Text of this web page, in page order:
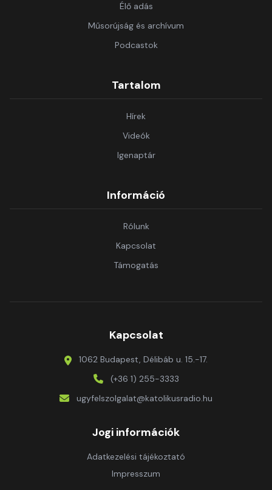
Élő adás
Műsorújság és archívum
Podcastok
Tartalom
Hírek
Videók
Igenaptár
Információ
Rólunk
Kapcsolat
Támogatás
Kapcsolat
1062 Budapest, Délibáb u. 15.-17.
(+36 1) 255-3333
ugyfelszolgalat@katolikusradio.hu
Jogi információk
Adatkezelési tájékoztató
Impresszum